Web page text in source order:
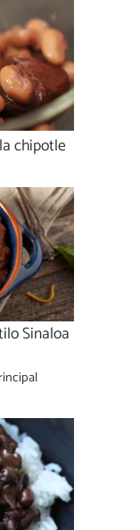
chipotle
Sinaloa